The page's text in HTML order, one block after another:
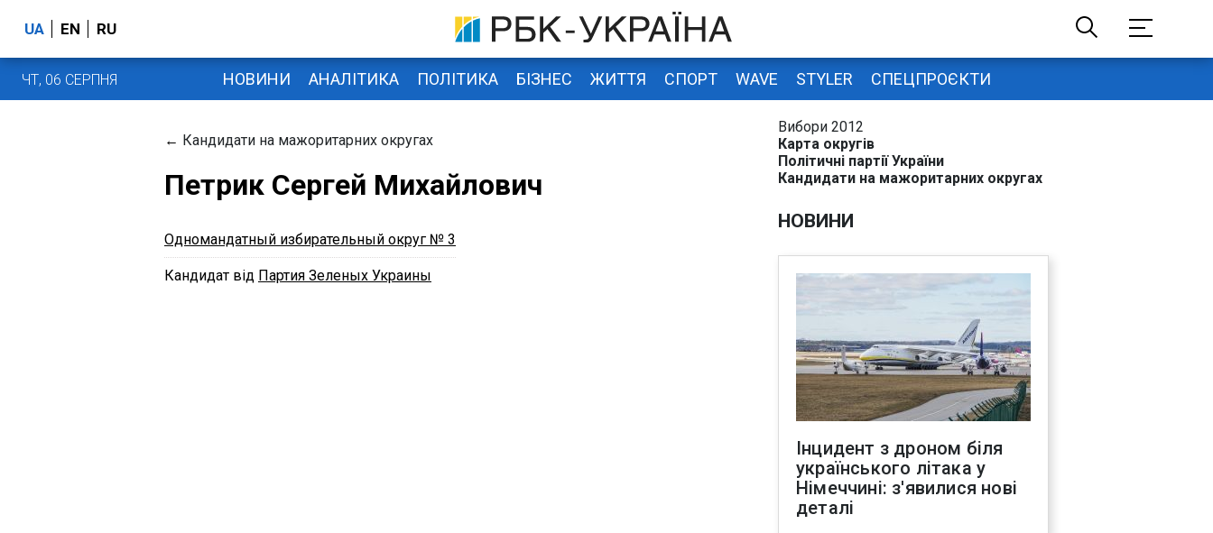
UA EN RU
ЧТ, 06 СЕРПНЯ НОВИНИ АНАЛІТИКА ПОЛІТИКА БІЗНЕС ЖИТТЯ СПОРТ WAVE STYLER СПЕЦПРОЄКТИ
← Кандидати на мажоритарних округах
Петрик Сергей Михайлович
Одномандатный избирательный округ № 3
Кандидат від Партия Зеленых Украины
Вибори 2012
Карта округів
Політичні партії України
Кандидати на мажоритарних округах
НОВИНИ
Інцидент з дроном біля
українського літака у
Німеччині: з'явилися нові
деталі